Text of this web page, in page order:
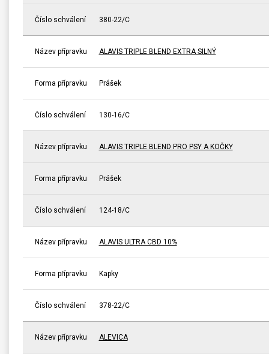
Číslo schválení 380-22/C
Název přípravku ALAVIS TRIPLE BLEND EXTRA SILNÝ
Forma přípravku Prášek
Číslo schválení 130-16/C
Název přípravku ALAVIS TRIPLE BLEND PRO PSY A KOČKY
Forma přípravku Prášek
Číslo schválení 124-18/C
Název přípravku ALAVIS ULTRA CBD 10%
Forma přípravku Kapky
Číslo schválení 378-22/C
Název přípravku ALEVICA